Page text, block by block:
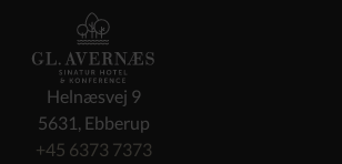
Helnæsvej 9
5631, Ebberup
+45 6373 7373